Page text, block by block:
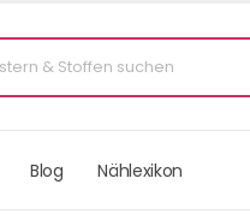
Blog Nählexikon